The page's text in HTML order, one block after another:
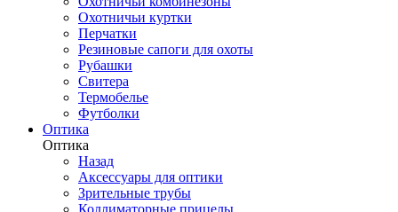
Охотничьи куртки
Перчатки
Резиновые сапоги для охоты
Рубашки
Свитера
Термобелье
Футболки
Оптика
Оптика
Назад
Аксессуары для оптики
Зрительные трубы
Коллиматорные прицелы